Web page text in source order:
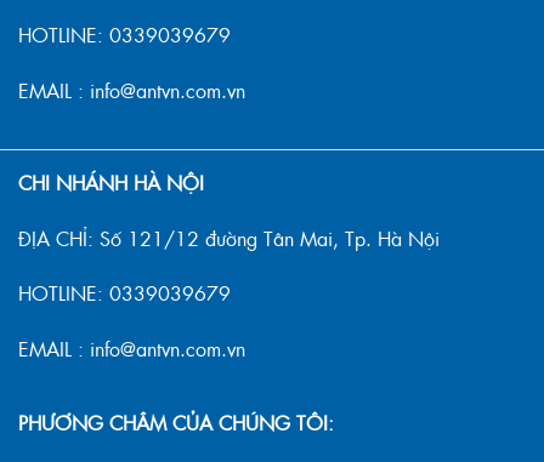
HOTLINE: 0339039679
EMAIL : info@antvn.com.vn
CHI NHÁNH HÀ NỘI
ĐỊA CHỈ: Số 121/12 đường Tân Mai, Tp. Hà Nội
HOTLINE: 0339039679
EMAIL : info@antvn.com.vn
PHƯƠNG CHÂM CỦA CHÚNG TÔI: